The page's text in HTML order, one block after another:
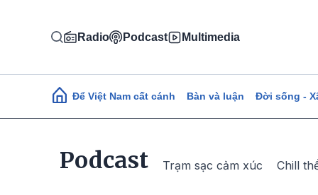
Radio Podcast Multimedia
Main navigation
Để Việt Nam cất cánh Bàn và luận Đời sống -
Podcast Trạm sạc cảm xúc Chill